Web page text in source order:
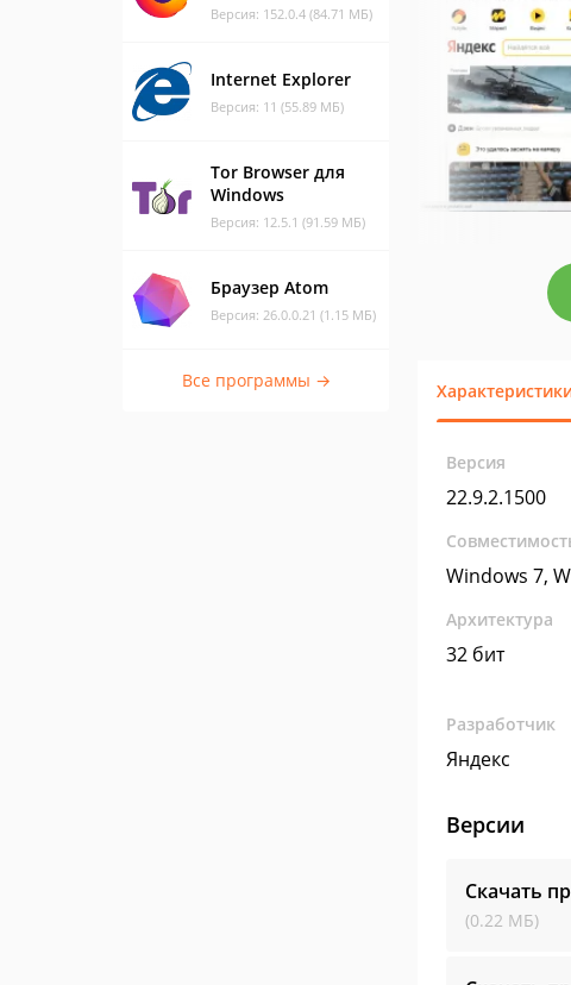
Версия: 152.0.4 (84.71 МБ)
Internet Explorer
Версия: 11 (55.89 МБ)
Tor Browser для
Windows
Версия: 12.5.1 (91.59 МБ)
Браузер Atom
Версия: 26.0.0.21 (1.15 МБ)
Все программы →
Версия
22.9.2.1500
Windows 7,
Архитектура
32 бит
Разработчик
Яндекс
Версии
Скачать
(0.22 МБ)